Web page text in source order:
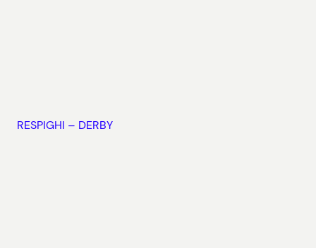
RESPIGHI – DERBY